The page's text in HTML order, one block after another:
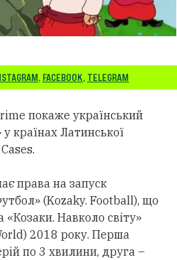
, FACEBOOK, TELEGRAM
покаже український
країнах Латинської
права на запуск
(Kozaky. Football), що
Навколо світу»
2018 року. Перша
по 3 хвилини, друга –